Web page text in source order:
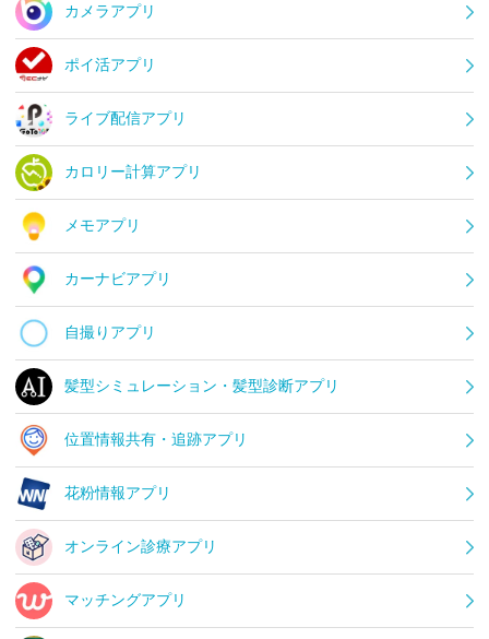
カメラアプリ
ポイ活アプリ
ライブ配信アプリ
カロリー計算アプリ
メモアプリ
カーナビアプリ
自撮りアプリ
髪型シミュレーション・髪型診断アプリ
位置情報共有・追跡アプリ
花粉情報アプリ
オンライン診療アプリ
マッチングアプリ